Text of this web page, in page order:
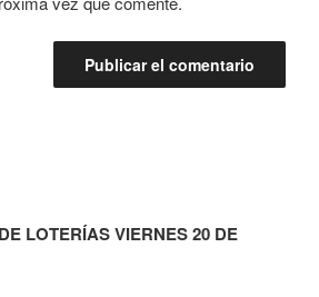
LOTERÍAS VIERNES 20 DE